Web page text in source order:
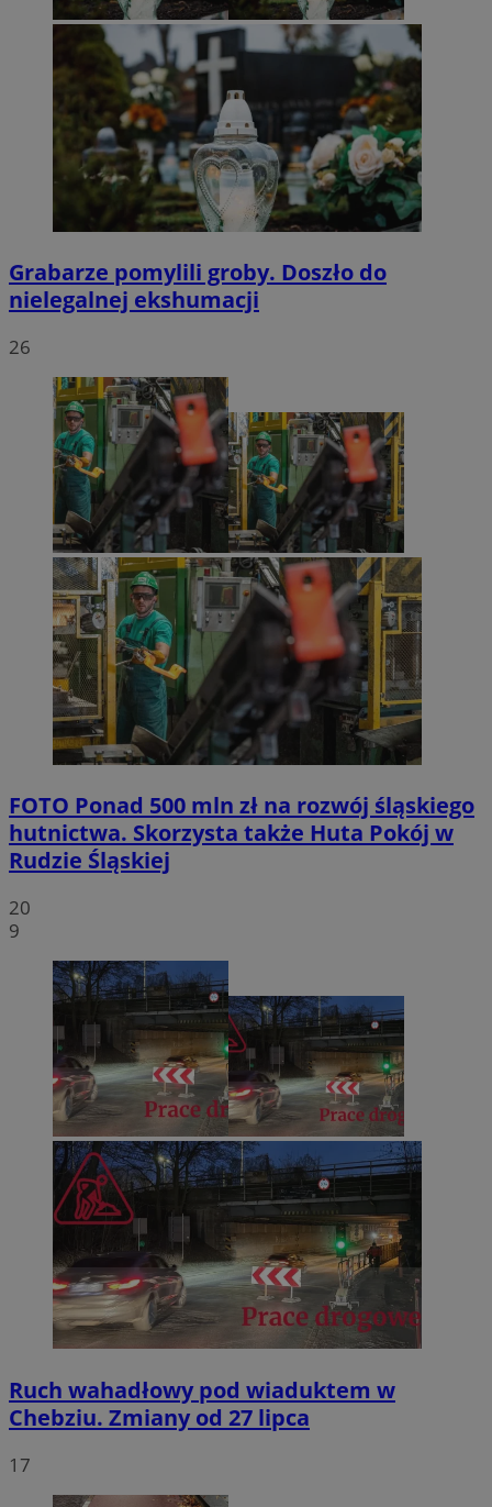
Grabarze pomylili groby. Doszło do
nielegalnej ekshumacji
26
FOTO Ponad 500 mln zł na rozwój śląskiego
hutnictwa. Skorzysta także Huta Pokój w
Rudzie Śląskiej
20
9
Ruch wahadłowy pod wiaduktem w
Chebziu. Zmiany od 27 lipca
17